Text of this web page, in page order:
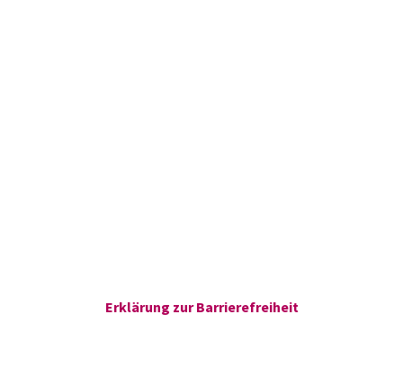
Erklärung zur Barrierefreiheit